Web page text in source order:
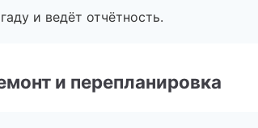
и ведёт отчётность.
и перепланировка